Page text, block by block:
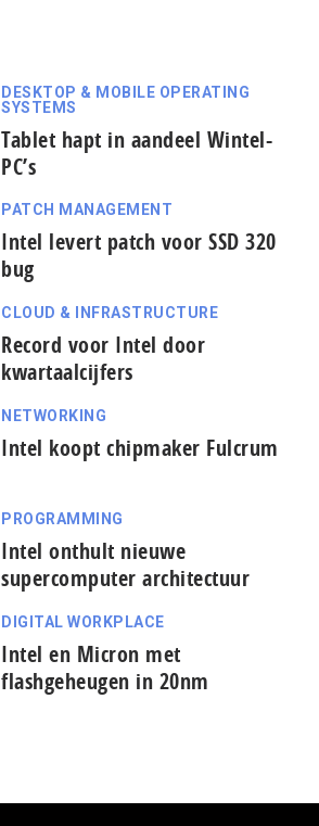
DESKTOP & MOBILE OPERATING
SYSTEMS
Tablet hapt in aandeel Wintel-
PC’s
PATCH MANAGEMENT
Intel levert patch voor SSD 320
bug
CLOUD & INFRASTRUCTURE
Record voor Intel door
kwartaalcijfers
NETWORKING
Intel koopt chipmaker Fulcrum
PROGRAMMING
Intel onthult nieuwe
supercomputer architectuur
DIGITAL WORKPLACE
Intel en Micron met
flashgeheugen in 20nm